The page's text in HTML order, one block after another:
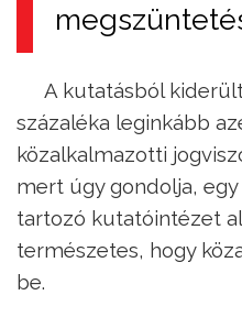
A kutatásból
százaléka leginkább
közalkalmazotti
mert úgy gondolja,
tartozó kutatóintézet
természetes, hogy
be.